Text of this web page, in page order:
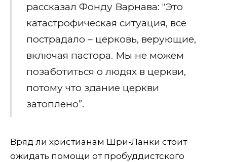
рассказал Фонду Варнава: “Это
катастрофическая ситуация, всё
пострадало – церковь, верующие,
включая пастора. Мы не можем
позаботиться о людях в церкви,
потому что здание церкви
затоплено”.
Вряд ли христианам Шри-Ланки стоит
ожидать помощи от пробуддистского